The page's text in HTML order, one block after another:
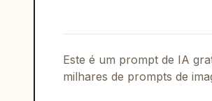
- Múltiplas seções da
- Leve perspectiva ou
- Fundo limpo com
Este é um prompt de IA
milhares de prompts de